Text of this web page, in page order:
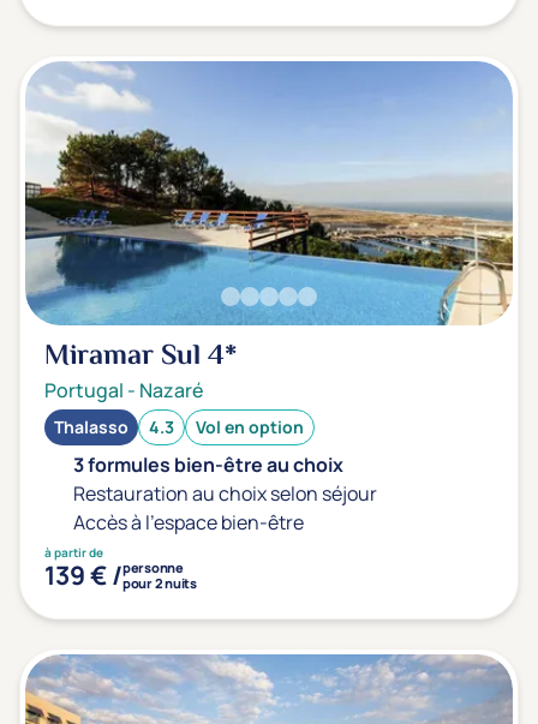
Km
Transports & hébergement
Soins sans hébergement
(0)
Offre séjour + vol inclus
(0)
Miramar Sul4*
Portugal - Nazaré
Thalasso 4.3 Vol en option
3 formules bien-être au choix
Restauration au choix selon séjour
Accès à l'espace bien-être
à partir de
139 € /personne
pour 2 nuits